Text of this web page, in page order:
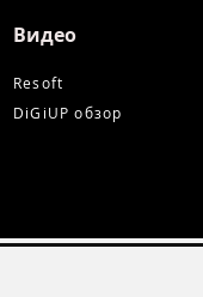
Видео
Resoft
DiGiUP обзор